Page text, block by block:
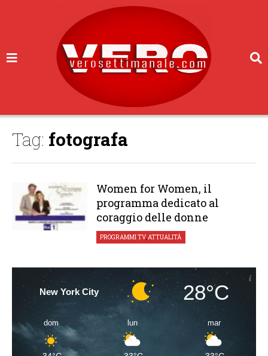
Tag: fotografa
Women for Women, il
programma dedicato al
coraggio delle donne
PROGRAMMI TV,ATTUALITÀ
New York City 28°C
dom lun mar